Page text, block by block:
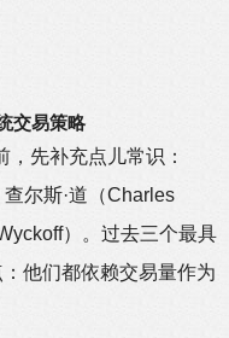
交易策略
，先补充点儿常识：
尔斯·道（Charles
）。过去三个最具
他们都依赖交易量作为